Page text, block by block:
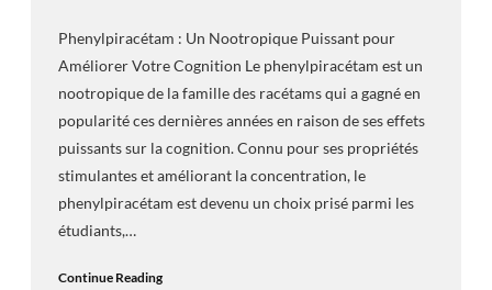
Phenylpiracétam : Un Nootropique Puissant pour
Améliorer Votre Cognition Le phenylpiracétam est un
nootropique de la famille des racétams qui a gagné en
popularité ces dernières années en raison de ses effets
puissants sur la cognition. Connu pour ses propriétés
stimulantes et améliorant la concentration, le
phenylpiracétam est devenu un choix prisé parmi les
étudiants,…
Continue Reading